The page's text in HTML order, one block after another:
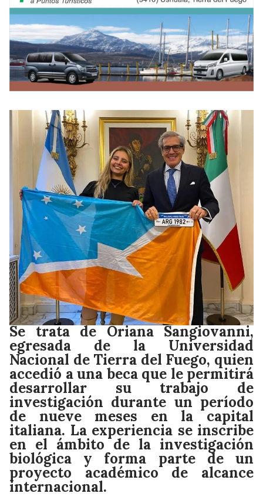
Se trata de Oriana Sangiovanni,
egresada de la Universidad
Nacional de Tierra del Fuego, quien
accedió a una beca que le permitirá
desarrollar su trabajo de
investigación durante un período
de nueve meses en la capital
italiana. La experiencia se inscribe
en el ámbito de la investigación
biológica y forma parte de un
proyecto académico de alcance
internacional.